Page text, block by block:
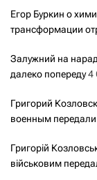
Егор Буркин о
трансформации
Залужний на
далеко попереду4
Григорий
военным передали
Григорій
військовим